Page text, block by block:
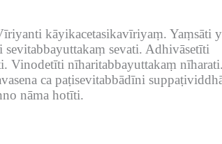
kāyikacetasikavīriyaṃ. Yaṃsāti
sevitabbayuttakaṃ sevati. Adhivāsetīti
Vinodetīti nīharitabbayuttakaṃ nīharati.
ca paṭisevitabbādīni
nāma hotīti.